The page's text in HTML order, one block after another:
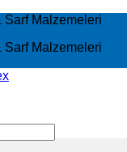
Sarf Malzemeleri
Sarf Malzemeleri